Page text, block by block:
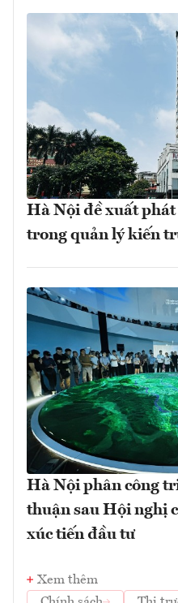
Hà Nội đề xuất phát
trong quản lý kiến
Hà Nội phân công
thuận sau Hội nghị
xúc tiến đầu tư
Xem thêm